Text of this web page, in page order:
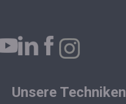
Unsere Techniken